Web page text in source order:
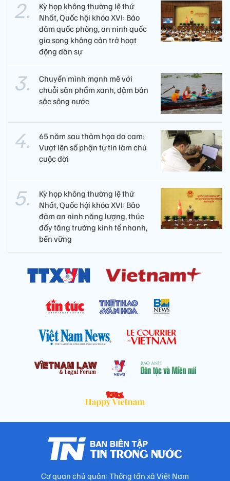
Kỳ họp không thường lệ thứ
Nhất, Quốc hội khóa XVI: Bảo
đảm quốc phòng, an ninh quốc
gia song không cản trở hoạt
động dân sự
Chuyển mình mạnh mẽ với
chuỗi sản phẩm xanh, đậm bản
sắc sông nước
65 năm sau thảm họa da cam:
Vượt lên số phận tự tin làm chủ
cuộc đời
Kỳ họp không thường lệ thứ
Nhất, Quốc hội khóa XVI: Bảo
đảm an ninh năng lượng, thúc
đẩy tăng trưởng kinh tế nhanh,
bền vững
Cơ quan chủ quản: Thông tấn xã Việt Nam